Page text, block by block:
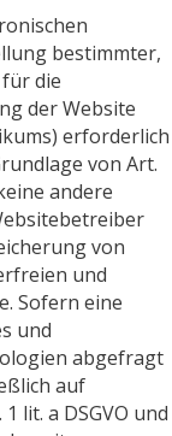
bestimmter,
die
der Website
erforderlich
von Art.
andere
von
und
Sofern eine
und
abgefragt
auf
lit. a DSGVO und